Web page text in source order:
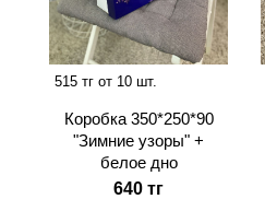
515 тг от 10 шт.
Коробка 350*250*90
"Зимние узоры" +
белое дно
640 тг